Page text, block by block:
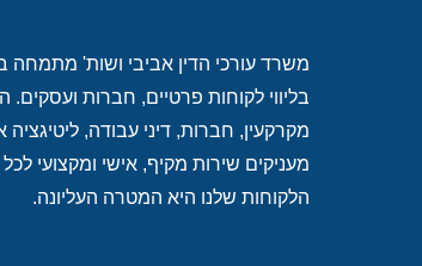
משרד עורכי הדין אביבי ושות' מתמחה
בליווי לקוחות פרטיים, חברות
מקרקעין, חברות, דיני עבודה, ליטיגציה
מעניקים שירות מקיף, אישי ומקצועי
הלקוחות שלנו היא המטרה העליונה.